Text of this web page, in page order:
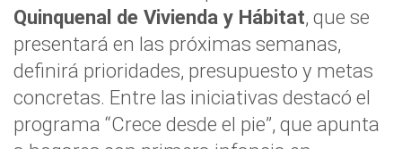
Quinquenal de Vivienda y Hábitat, que se
presentará en las próximas semanas,
definirá prioridades, presupuesto y metas
concretas. Entre las iniciativas destacó el
programa “Crece desde el pie”, que apunta